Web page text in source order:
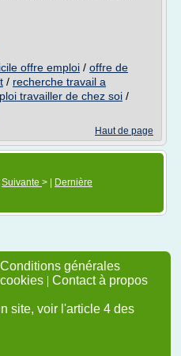
offre emploi / offre de
/ recherche travail a
travailler de chez soi /
Haut de page
Suivante > |
Dernière
Conditions générales
| Contact à propos
site, voir l'article 4 des